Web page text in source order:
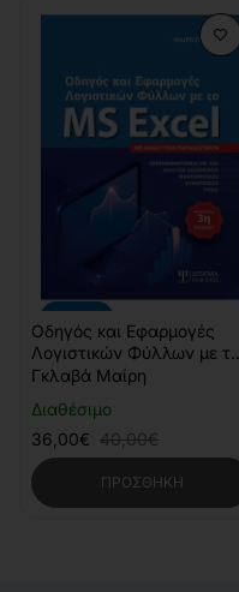
Διαθέσιμο
Οδηγός και Εφαρμογές
Λογιστικών Φύλλων με το
MS Excel
Γκλαβά Μαίρη
36,00€ 40,00€
ΠΡΟΣΘΉΚΗ